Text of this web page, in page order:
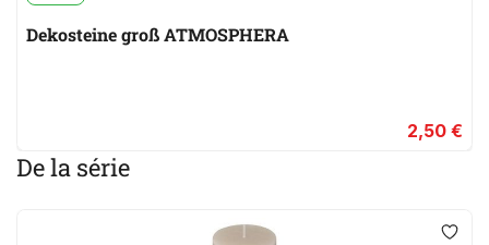
Dekosteine groß ATMOSPHERA
2,50 €
De la série